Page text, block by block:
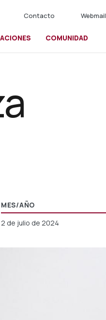
Contacto Webmail
COMUNIDAD
MES/AÑO
2 de julio de 2024